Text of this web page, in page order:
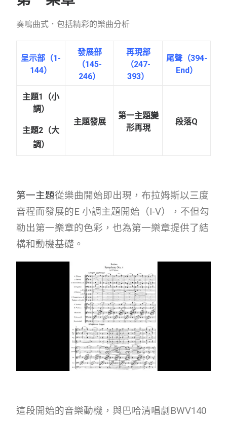
奏鳴曲式．包括精彩的樂曲分析
呈示部 （1-
144）
發展部
（145-
246）
再現部
（247-
393）
尾聲（394-
End）
主題1（小
調）
主題2（大
調）
主題發展
第一主題變
形再現
段落Q
第一主題從樂曲開始即出現，布拉姆斯以三度
音程而發展的E 小調主題開始（I-V），不但勾
勒出第一樂章的色彩，也為第一樂章提供了結
構和動機基礎。
這段開始的音樂動機，與巴哈清唱劇BWV140